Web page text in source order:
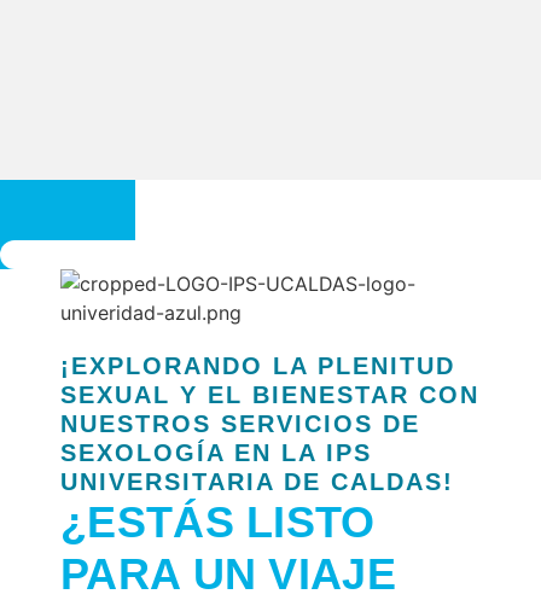
¡EXPLORANDO LA PLENITUD
SEXUAL Y EL BIENESTAR CON
NUESTROS SERVICIOS DE
SEXOLOGÍA EN LA IPS
UNIVERSITARIA DE CALDAS!
¿ESTÁS LISTO
PARA UN VIAJE